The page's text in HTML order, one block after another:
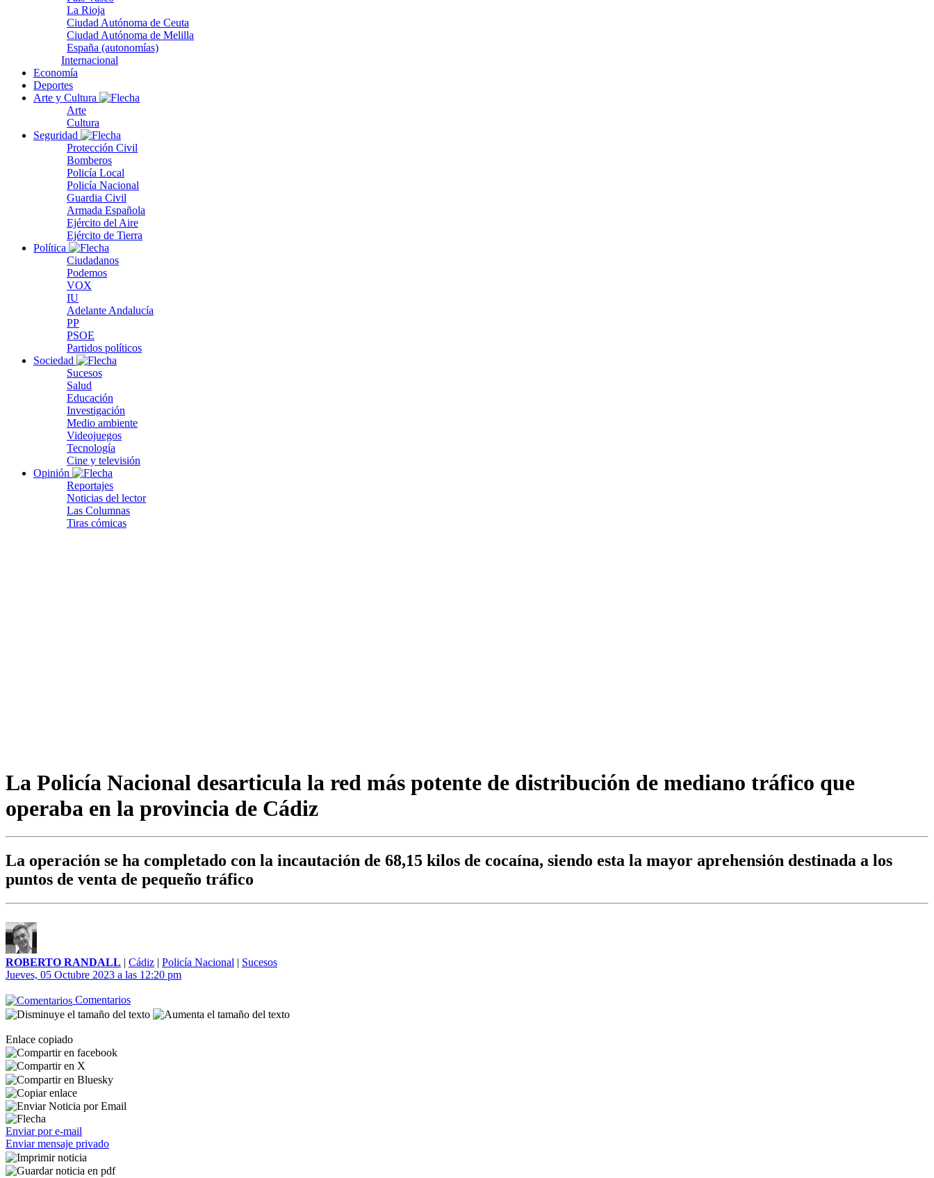
La Rioja
Ciudad Autónoma de Ceuta
Ciudad Autónoma de Melilla
España (autonomías)
Internacional
Economía
Deportes
Arte y Cultura
Arte
Cultura
Seguridad
Protección Civil
Bomberos
Policía Local
Policía Nacional
Guardia Civil
Armada Española
Ejército del Aire
Ejército de Tierra
Política
Ciudadanos
Podemos
VOX
IU
Adelante Andalucía
PP
PSOE
Partidos políticos
Sociedad
Sucesos
Salud
Educación
Investigación
Medio ambiente
Videojuegos
Tecnología
Cine y televisión
Opinión
Reportajes
Noticias del lector
Las Columnas
Tiras cómicas
La Policía Nacional desarticula la red más potente de distribución de mediano tráfico que
operaba en la provincia de Cádiz
La operación se ha completado con la incautación de 68,15 kilos de cocaína, siendo esta la mayor aprehensión destinada a los
puntos de venta de pequeño tráfico
ROBERTO RANDALL | Cádiz | Policía Nacional | Sucesos
Jueves, 05 Octubre 2023 a las 12:20 pm
Comentarios
Enlace copiado
Enviar por e-mail
Enviar mensaje privado